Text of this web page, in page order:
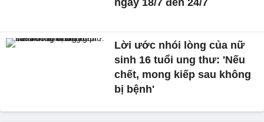
Lời ước nhói lòng của nữ
sinh 16 tuổi ung thư: 'Nếu
chết, mong kiếp sau không
bị bệnh'